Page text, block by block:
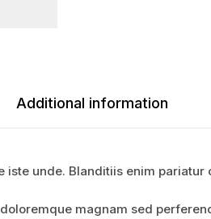
Additional information
iste unde. Blanditiis enim pariatur
magnam sed